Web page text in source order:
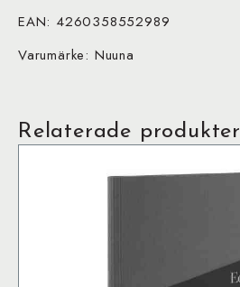
EAN: 4260358552989
Varumärke: Nuuna
Relaterade produkter